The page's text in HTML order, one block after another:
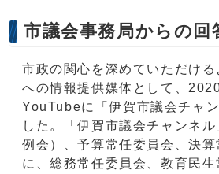
市議会事務局からの回
市政の関心を深めていただけ
への情報提供媒体として、
YouTubeに「伊賀市議会チャ
した。「伊賀市議会チャンネ
例会）、予算常任委員会、決
に、総務常任委員会、教育民